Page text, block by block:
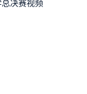
决赛视频